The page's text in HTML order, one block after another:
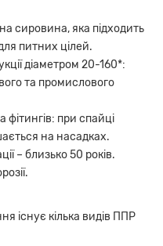
сировина, яка підходить
питних цілей.
діаметром 20-160*:
та промислового
фітингів: при спайці
на насадках.
– близько 50 років.
існує кілька видів ППР